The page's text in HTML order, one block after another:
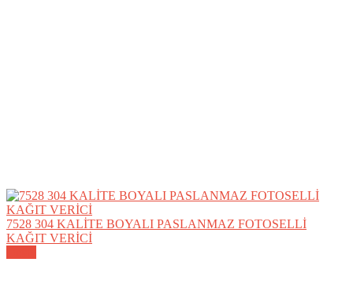
7528 304 KALİTE BOYALI PASLANMAZ FOTOSELLİ
KAĞIT VERİCİ